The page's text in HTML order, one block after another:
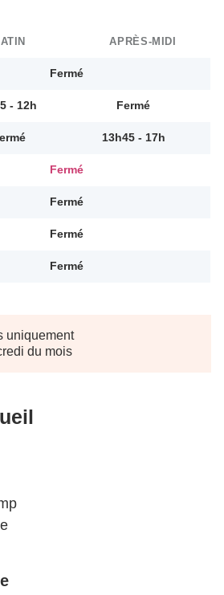
APRÈS-MIDI
Fermé
- 12h Fermé
13h45 - 17h
Fermé
Fermé
Fermé
Fermé
uniquement
du mois